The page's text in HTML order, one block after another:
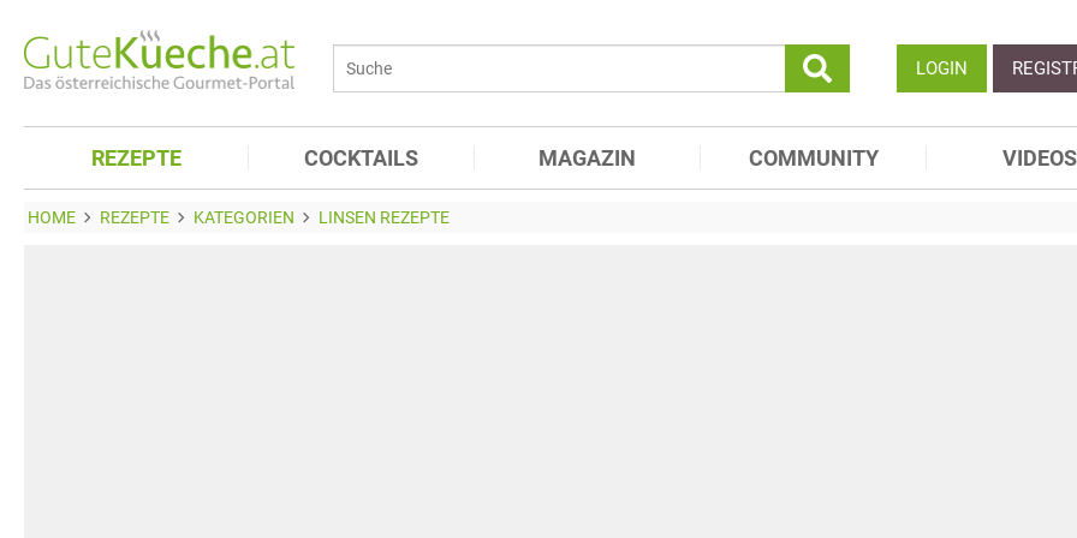
LOGIN
REZEPTE COCKTAILS MAGAZIN COMMUNITY VIDEOS
HOME REZEPTE KATEGORIEN LINSEN REZEPTE